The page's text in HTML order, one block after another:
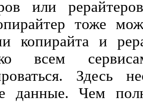
или
тоже
копирайта и
всем
Здесь
данные. Чем